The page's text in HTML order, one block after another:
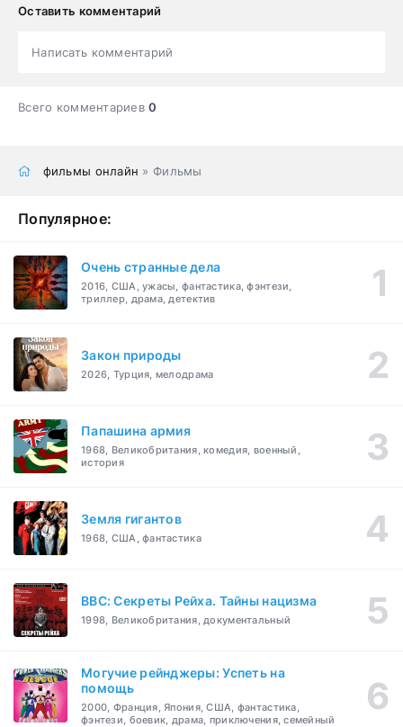
Оставить комментарий
Написать комментарий
Всего комментариев0
фильмы онлайн » Фильмы
Популярное:
Очень странные дела
2016, США, ужасы, фантастика, фэнтези,
триллер, драма, детектив
Закон природы
2026, Турция, мелодрама
Папашина армия
1968, Великобритания, комедия, военный,
история
Земля гигантов
1968, США, фантастика
BBC: Секреты Рейха. Тайны нацизма
1998, Великобритания, документальный
Могучие рейнджеры: Успеть на
помощь
2000, Франция, Япония, США, фантастика,
фэнтези, боевик, драма, приключения, семейный